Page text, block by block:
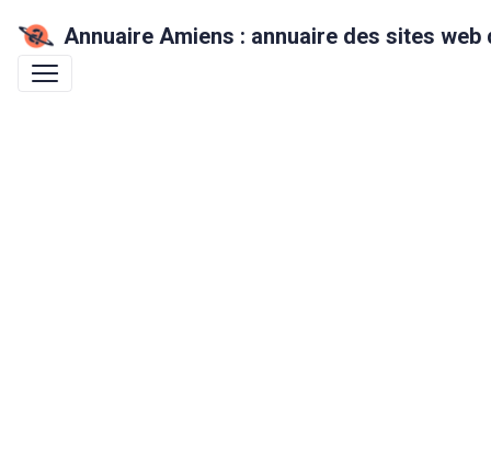
Annuaire Amiens : annuaire des sites